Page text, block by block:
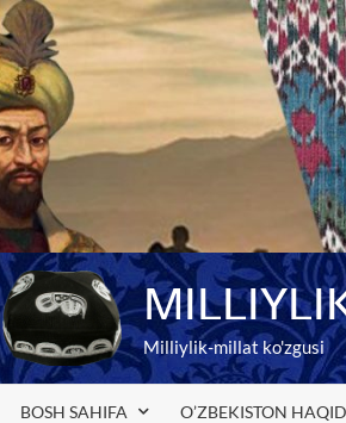
Milliylik-millat ko'zgusi
BOSH SAHIFA O’ZBEKISTON